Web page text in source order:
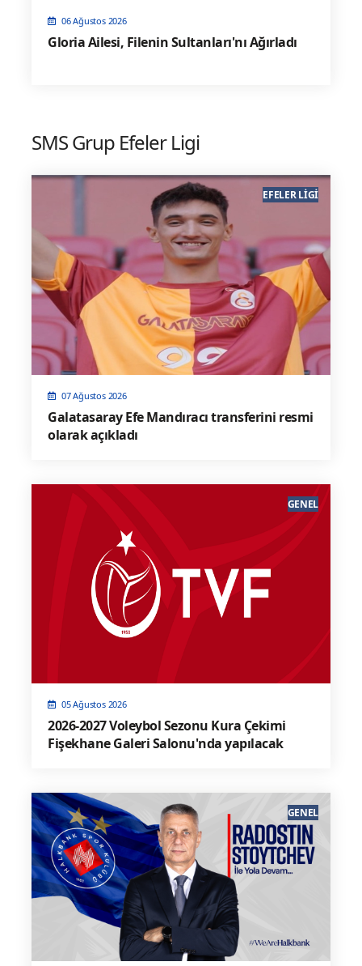
06 Ağustos 2026
Gloria Ailesi, Filenin Sultanları'nı Ağırladı
SMS Grup Efeler Ligi
07 Ağustos 2026
Galatasaray Efe Mandıracı transferini resmi
olarak açıkladı
EFELER LIGI
05 Ağustos 2026
2026-2027 Voleybol Sezonu Kura Çekimi
Fişekhane Galeri Salonu'nda yapılacak
GENEL
GENEL